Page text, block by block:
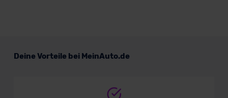
Deine Vorteile bei MeinAuto.de